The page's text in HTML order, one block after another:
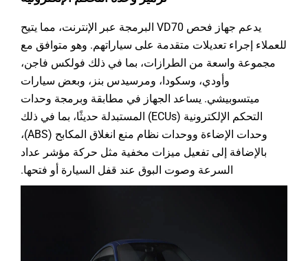
يدعم جهاز فحص VD70 البرمجة عبر الإنترنت، مما يتيح
للعملاء إجراء تعديلات متقدمة على سياراتهم. وهو متوافق مع
مجموعة واسعة من الطرازات، بما في ذلك فولكس فاجن،
وأودي، وسكودا، ومرسيدس بنز، وبعض سيارات
ميتسوبيشي. يساعد الجهاز في مطابقة وبرمجة وحدات
التحكم الإلكترونية (ECUs) المستبدلة حديثًا، بما في ذلك
وحدات الإضاءة ووحدات نظام منع انغلاق المكابح (ABS)،
بالإضافة إلى تفعيل ميزات مخفية مثل حركة مؤشر عداد
السرعة وصوت البوق عند قفل السيارة أو فتحها.